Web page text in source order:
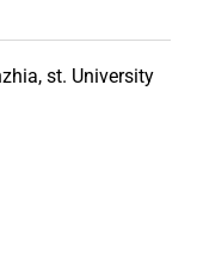
st. University